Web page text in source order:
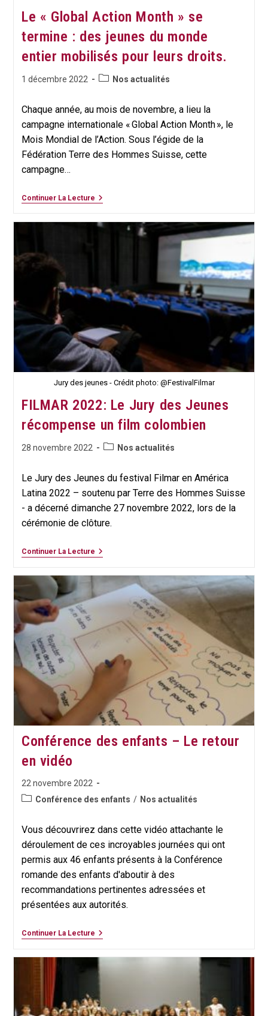
Le « Global Action Month » se
termine : des jeunes du monde
entier mobilisés pour leurs droits.
Publication
1 décembre 2022
PostNos actualités
Chaque année, au mois de novembre, a lieu la
campagne internationale « Global Action Month », le
Mois Mondial de l’Action. Sous l’égide de la
Fédération Terre des Hommes Suisse, cette
campagne…
Continuer La LectureLe
Month »
Du
Monde
Entier
Leurs
Droits.
Jury des jeunes - Crédit photo: @FestivalFilmar
FILMAR 2022: Le Jury des Jeunes
récompense un film colombien
Publication
28 novembre 2022
PostNos actualités
Le Jury des Jeunes du festival Filmar en América
Latina 2022 – soutenu par Terre des Hommes Suisse
- a décerné dimanche 27 novembre 2022, lors de la
cérémonie de clôture.
Continuer La LectureFILMAR
Jury
Jeunes
Récompense
Film
Colombien
Conférence des enfants – Le retour
en vidéo
Publication
publiée :
22 novembre 2022
PostConférence des enfants / Nos actualités
Vous découvrirez dans cette vidéo attachante le
déroulement de ces incroyables journées qui ont
permis aux 46 enfants présents à la Conférence
romande des enfants d'aboutir à des
recommandations pertinentes adressées et
présentées aux autorités.
Continuer La LectureConférence
Le
Vidéo